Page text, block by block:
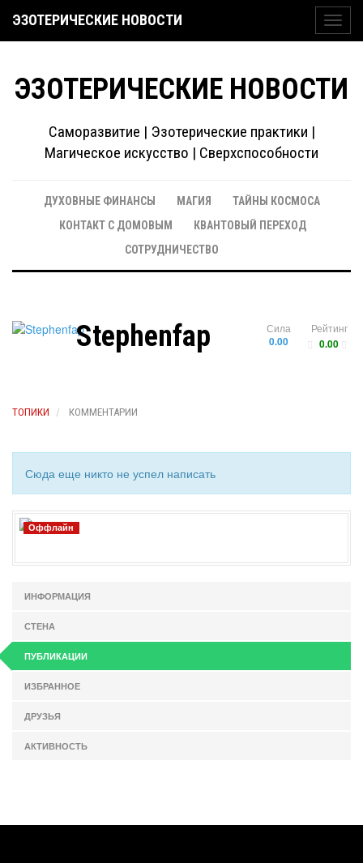
ЭЗОТЕРИЧЕСКИЕ НОВОСТИ
ЭЗОТЕРИЧЕСКИЕ НОВОСТИ
Саморазвитие | Эзотерические практики |
Магическое искусство | Сверхспособности
ДУХОВНЫЕ ФИНАНСЫ МАГИЯ
ТАЙНЫ КОСМОСА
КОНТАКТ С ДОМОВЫМ
КВАНТОВЫЙ ПЕРЕХОД
СОТРУДНИЧЕСТВО
Рейтинг
0.00
Сила
0.00
Stephenfap
ТОПИКИ КОММЕНТАРИИ
Сюда еще никто не успел написать
Оффлайн
ИНФОРМАЦИЯ
СТЕНА
ПУБЛИКАЦИИ
ИЗБРАННОЕ
ДРУЗЬЯ
АКТИВНОСТЬ